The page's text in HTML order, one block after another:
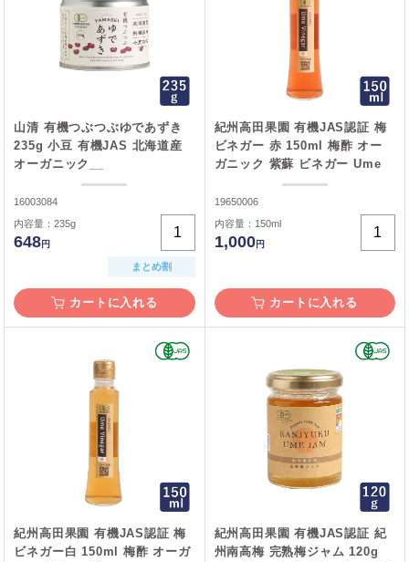
山清 有機つぶつぶゆであずき
235g 小豆 有機JAS 北海道産
オーガニック__
16003084
内容量：235g
648円
まとめ割
カートに入れる
紀州高田果園 有機JAS認証 梅
ビネガー 赤 150ml 梅酢 オー
ガニック 紫蘇 ビネガー Ume
19650006
内容量：150ml
1,000円
カートに入れる
紀州高田果園 有機JAS認証 梅
ビネガー白 150ml 梅酢 オーガ
紀州高田果園 有機JAS認証 紀
州南高梅 完熟梅ジャム 120g